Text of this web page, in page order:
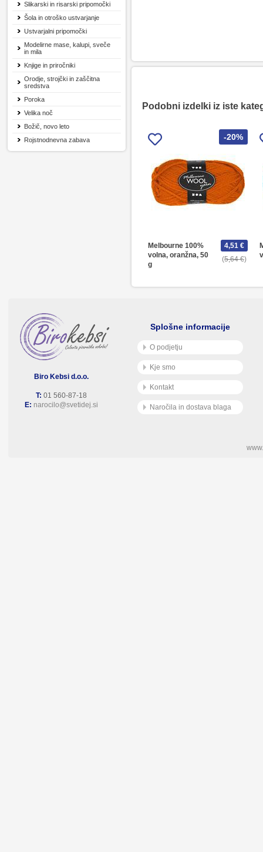
Slikarski in risarski pripomočki
Šola in otroško ustvarjanje
Ustvarjalni pripomočki
Modelirne mase, kalupi, sveče
in mila
Knjige in priročniki
Orodje, strojčki in zaščitna
sredstva
Poroka
Velika noč
Božič, novo leto
Rojstnodnevna zabava
Podobni izdelki iz iste
-20%
Melbourne 100%
volna, oranžna, 50
g
5,64 €
4,51 €
Biro Kebsi d.o.o.
T: 01 560-87-18
E: narocilo@svetidej.si
Splošne informacije
O podjetju
Kje smo
Kontakt
Naročila in dostava blaga